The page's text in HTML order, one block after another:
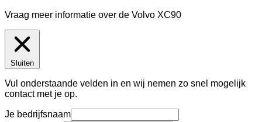
Vraag meer informatie over de Volvo XC90
Sluiten
Vul onderstaande velden in en wij nemen zo snel mogelijk
contact met je op.
Je bedrijfsnaam